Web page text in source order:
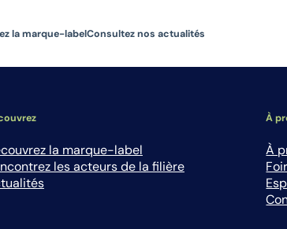
la marque-labelConsultez nos actualités
la marque-label
les acteurs de la filière
À
À